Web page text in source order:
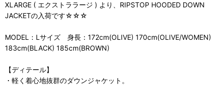
XLARGE ( エクストララージ ) より、RIPSTOP HOODED DOWN
JACKETの入荷です☆☆☆
MODEL：Lサイズ 身長：172cm(OLIVE) 170cm(OLIVE/WOMEN)
183cm(BLACK) 185cm(BROWN)
【ディテール】
・軽く着心地抜群のダウンジャケット。